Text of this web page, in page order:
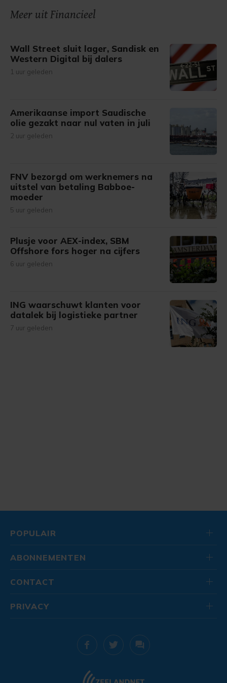
gemaakte keuze altijd wijzigen of intrekken.
Meer uit Financieel
Wall Street sluit lager, Sandisk en
Western Digital bij dalers
1 uur geleden
Amerikaanse import Saudische
olie gezakt naar nul vaten in juli
2 uur geleden
FNV bezorgd om werknemers na
uitstel van betaling Babboe-
moeder
5 uur geleden
Plusje voor AEX-index, SBM
Offshore fors hoger na cijfers
6 uur geleden
ING waarschuwt klanten voor
datalek bij logistieke partner
7 uur geleden
POPULAIR
ABONNEMENTEN
CONTACT
PRIVACY